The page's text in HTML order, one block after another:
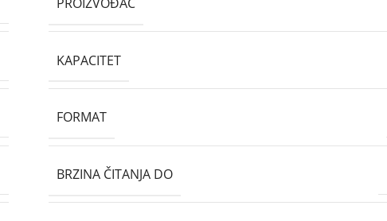
KAPACITET
FORMAT
BRZINA ČITANJA DO